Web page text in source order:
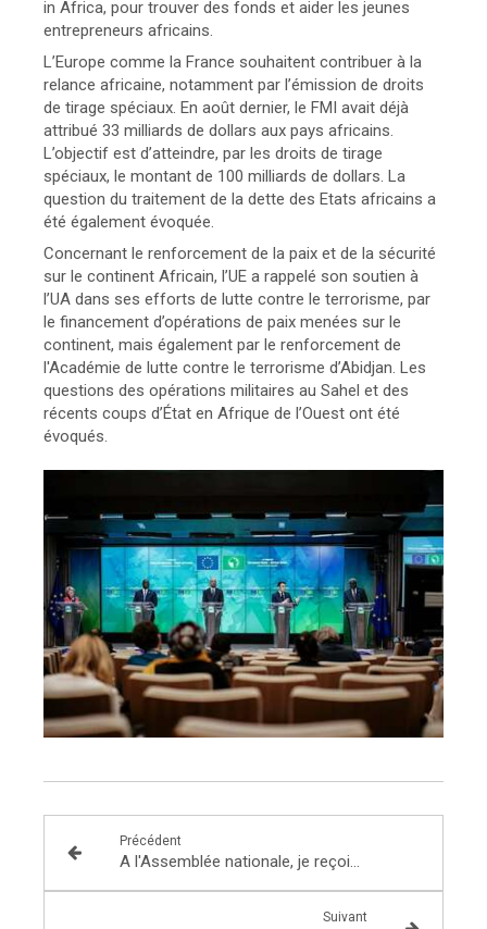
in Africa, pour trouver des fonds et aider les jeunes
entrepreneurs africains.
L’Europe comme la France souhaitent contribuer à la
relance africaine, notamment par l’émission de droits
de tirage spéciaux. En août dernier, le FMI avait déjà
attribué 33 milliards de dollars aux pays africains.
L’objectif est d’atteindre, par les droits de tirage
spéciaux, le montant de 100 milliards de dollars. La
question du traitement de la dette des Etats africains a
été également évoquée.
Concernant le renforcement de la paix et de la sécurité
sur le continent Africain, l’UE a rappelé son soutien à
l’UA dans ses efforts de lutte contre le terrorisme, par
le financement d’opérations de paix menées sur le
continent, mais également par le renforcement de
l'Académie de lutte contre le terrorisme d’Abidjan. Les
questions des opérations militaires au Sahel et des
récents coups d’État en Afrique de l’Ouest ont été
évoqués.
Précédent
A l'Assemblée nationale, je reçois les membres de l'Académie Nationale de Cuisine Ile de France !
Suivant